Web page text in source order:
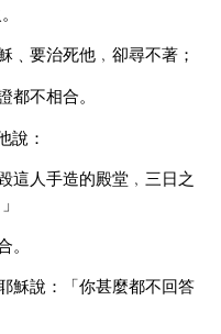
﹑要治死他﹐卻尋不著；
都不相合。
說：
這人手造的殿堂﹐三日之
穌說：「你甚麼都不回答